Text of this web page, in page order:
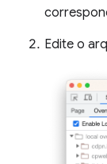
Edite o